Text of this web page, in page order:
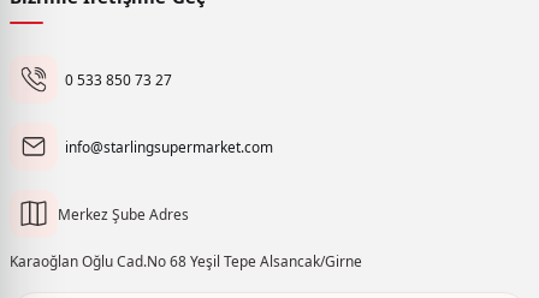
0 533 850 73 27
info@starlingsupermarket.com
Merkez Şube Adres
Karaoğlan Oğlu Cad.No 68 Yeşil Tepe Alsancak/Girne